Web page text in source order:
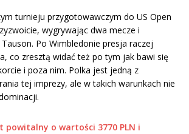
turnieju przygotowawczym do US Open
wygrywając dwa mecze i
Po Wimbledonie presja raczej
co zresztą widać też po tym jak bawi się
i poza nim. Polka jest jedną z
tej imprezy, ale w takich warunkach nie
powitalny o wartości 3770 PLN i